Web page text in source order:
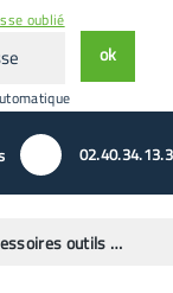
oublié
ok
Accessoires outils electroportatifs